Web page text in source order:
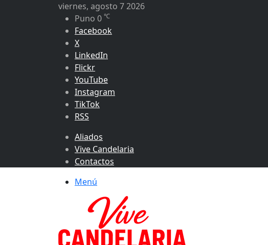
viernes, agosto 7 2026
Puno 0 ℃
Facebook
X
LinkedIn
Flickr
YouTube
Instagram
TikTok
RSS
Aliados
Vive Candelaria
Contactos
Menú